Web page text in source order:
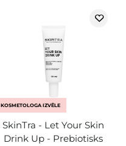
KOSMETOLOGA IZVĒLE
SkinTra - Let Your Skin
Drink Up - Prebiotisks